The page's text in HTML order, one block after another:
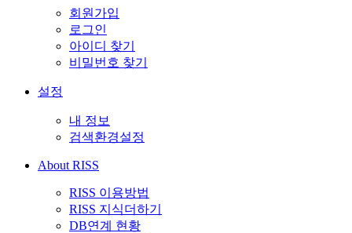
회원가입
로그인
아이디 찾기
비밀번호 찾기
설정
내 정보
검색환경설정
About RISS
RISS 이용방법
RISS 지식더하기
DB연계 현황